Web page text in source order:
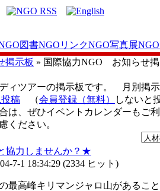
図書NGOリンクNGO写真展
掲示板 » 国際協力NGO お知らせ掲
ィツアーの掲示板です。 月別掲
稿 （会員登録（無料）
しないと
は、ぜひイベントカレンダーもご
ください。
協力しませんか？★
7-1 18:34:29 (2334 ヒット )
最高峰キリマンジャロ山があるこ